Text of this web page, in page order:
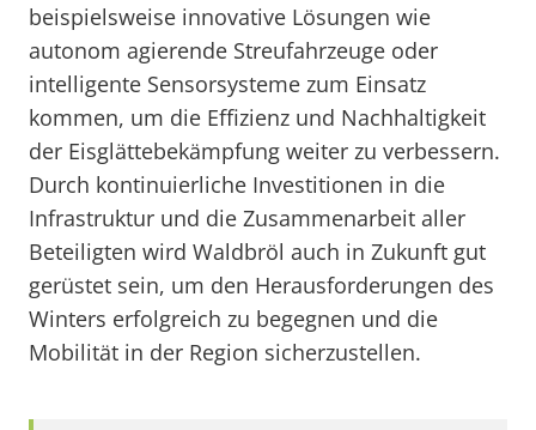
beispielsweise innovative Lösungen wie
autonom agierende Streufahrzeuge oder
intelligente Sensorsysteme zum Einsatz
kommen, um die Effizienz und Nachhaltigkeit
der Eisglättebekämpfung weiter zu verbessern.
Durch kontinuierliche Investitionen in die
Infrastruktur und die Zusammenarbeit aller
Beteiligten wird Waldbröl auch in Zukunft gut
gerüstet sein, um den Herausforderungen des
Winters erfolgreich zu begegnen und die
Mobilität in der Region sicherzustellen.